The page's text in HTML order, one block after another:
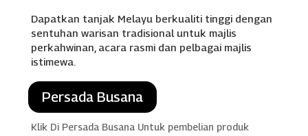
Dapatkan tanjak Melayu berkualiti tinggi dengan
sentuhan warisan tradisional untuk majlis
perkahwinan, acara rasmi dan pelbagai majlis
istimewa.
Persada Busana
Klik Di Persada Busana Untuk pembelian produk